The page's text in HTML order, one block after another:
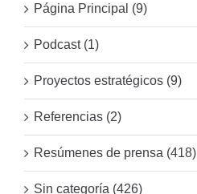
Página Principal (9)
Podcast (1)
Proyectos estratégicos (9)
Referencias (2)
Resúmenes de prensa (418)
Sin categoría (426)